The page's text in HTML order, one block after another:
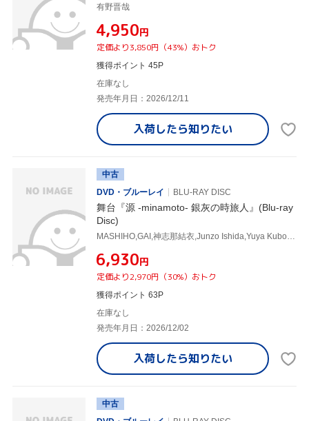
有野晋哉
¥4,950円
定価より3,850円（43%）おトク
獲得ポイント 45P
在庫なし
発売年月日：2026/12/11
入荷したら知りたい
中古
DVD・ブルーレイ
BLU-RAY DISC
舞台『源 -minamoto- 銀灰の時旅人』(Blu-ray
Disc)
MASHIHO,GAI,神志那結衣,Junzo Ishida,Yuya Kubo,Masaya Yamaguchi,Side Rope,ZAQ
¥6,930円
定価より2,970円（30%）おトク
獲得ポイント 63P
在庫なし
発売年月日：2026/12/02
入荷したら知りたい
中古